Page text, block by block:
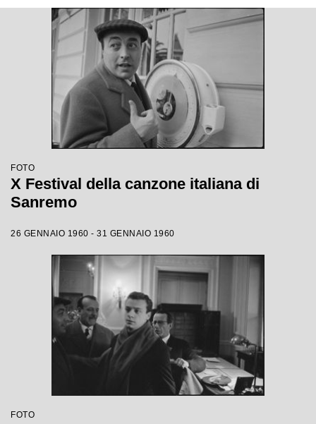
FOTO
X Festival della canzone italiana di
Sanremo
26 GENNAIO 1960 - 31 GENNAIO 1960
FOTO